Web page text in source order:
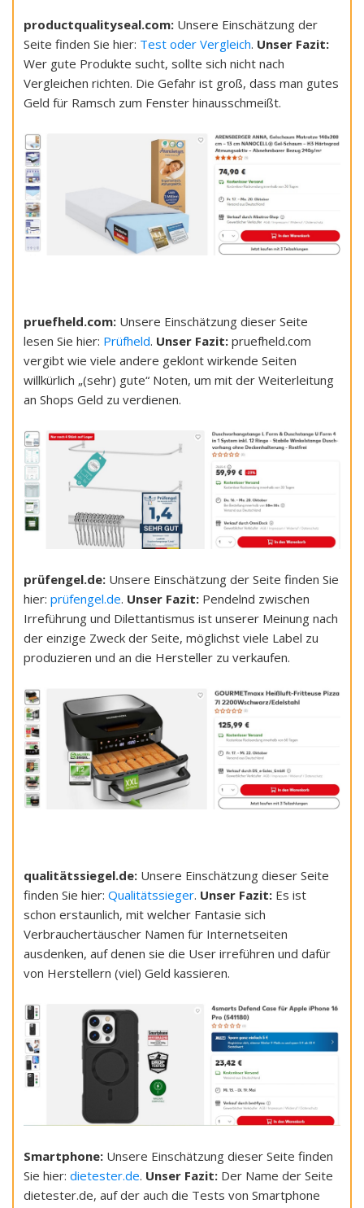
productqualityseal.com: Unsere Einschätzung der
Seite finden Sie hier: Test oder Vergleich. Unser Fazit:
Wer gute Produkte sucht, sollte sich nicht nach
Vergleichen richten. Die Gefahr ist groß, dass man gutes
Geld für Ramsch zum Fenster hinausschmeißt.
pruefheld.com: Unsere Einschätzung dieser Seite
lesen Sie hier: Prüfheld. Unser Fazit: pruefheld.com
vergibt wie viele andere geklont wirkende Seiten
willkürlich „(sehr) gute“ Noten, um mit der Weiterleitung
an Shops Geld zu verdienen.
prüfengel.de: Unsere Einschätzung der Seite finden Sie
hier: prüfengel.de. Unser Fazit: Pendelnd zwischen
Irreführung und Dilettantismus ist unserer Meinung nach
der einzige Zweck der Seite, möglichst viele Label zu
produzieren und an die Hersteller zu verkaufen.
qualitätssiegel.de: Unsere Einschätzung dieser Seite
finden Sie hier: Qualitätssieger. Unser Fazit: Es ist
schon erstaunlich, mit welcher Fantasie sich
Verbrauchertäuscher Namen für Internetseiten
ausdenken, auf denen sie die User irreführen und dafür
von Herstellern (viel) Geld kassieren.
Smartphone: Unsere Einschätzung dieser Seite finden
Sie hier: dietester.de. Unser Fazit: Der Name der Seite
dietester.de, auf der auch die Tests von Smartphone